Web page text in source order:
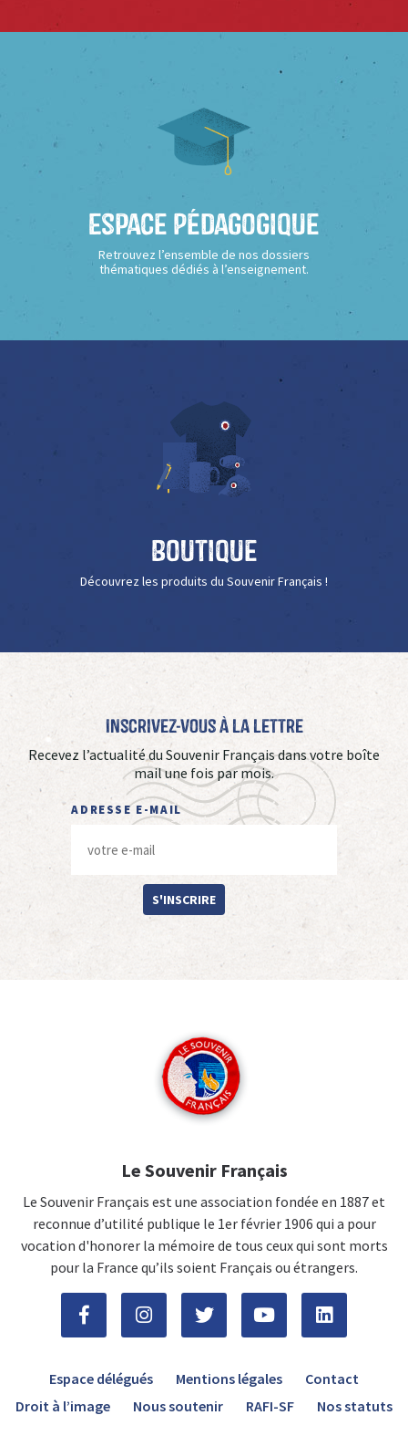
Espace Pédagogique
Retrouvez l’ensemble de nos dossiers
thématiques dédiés à l’enseignement.
Boutique
Découvrez les produits du Souvenir Français !
Inscrivez-vous à La Lettre
Recevez l’actualité du Souvenir Français dans votre boîte
mail une fois par mois.
ADRESSE E-MAIL
S'INSCRIRE
Le Souvenir Français
Le Souvenir Français est une association fondée en 1887 et
reconnue d’utilité publique le 1er février 1906 qui a pour
vocation d'honorer la mémoire de tous ceux qui sont morts
pour la France qu’ils soient Français ou étrangers.
Espace délégués Mentions légales
Contact
Droit à l’image
Nous soutenir RAFI-SF Nos statuts